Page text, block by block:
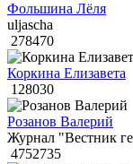
Фольшина Лёля
uljascha
278470
Коркина Елизавета
128030
Розанов Валерий
Журнал "Вестник
4752735